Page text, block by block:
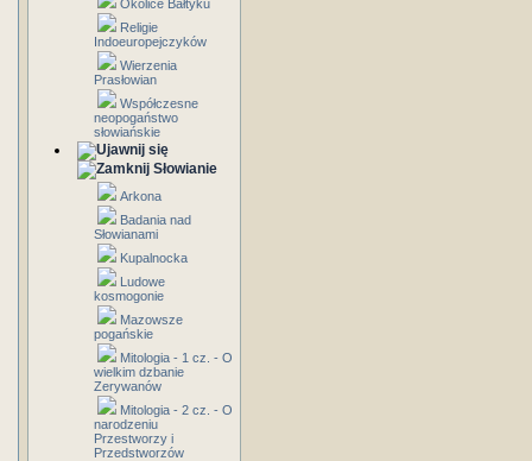
Okolice Bałtyku
Religie
Indoeuropejczyków
Wierzenia
Prasłowian
Współczesne
neopogaństwo
słowiańskie
Słowianie
Arkona
Badania nad
Słowianami
Kupalnocka
Ludowe
kosmogonie
Mazowsze
pogańskie
Mitologia - 1 cz. - O
wielkim dzbanie
Zerywanów
Mitologia - 2 cz. - O
narodzeniu
Przestworzy i
Przedstworzów